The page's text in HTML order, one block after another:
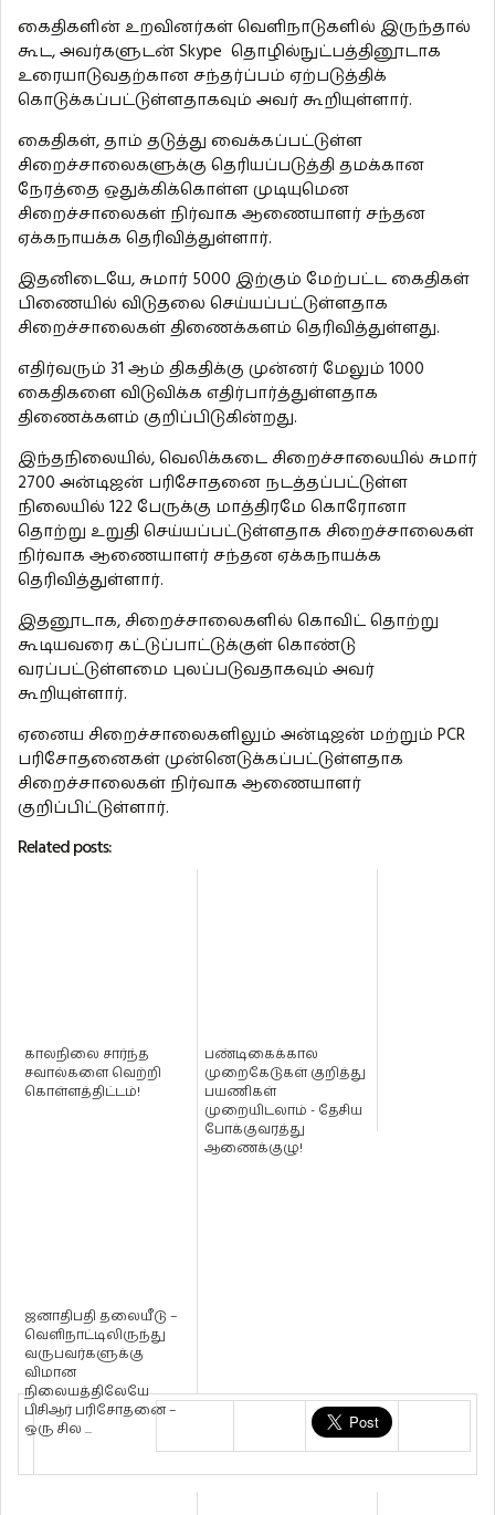
கைதிகளின் உறவினர்கள் வௌிநாடுகளில் இருந்தால்
கூட, அவர்களுடன் Skype தொழில்நுட்பத்தினூடாக
உரையாடுவதற்கான சந்தர்ப்பம் ஏற்படுத்திக்
கொடுக்கப்பட்டுள்ளதாகவும் அவர் கூறியுள்ளார்.
கைதிகள், தாம் தடுத்து வைக்கப்பட்டுள்ள
சிறைச்சாலைகளுக்கு தெரியப்படுத்தி தமக்கான
நேரத்தை ஒதுக்கிக்கொள்ள முடியுமென
சிறைச்சாலைகள் நிர்வாக ஆணையாளர் சந்தன
ஏக்கநாயக்க தெரிவித்துள்ளார்.
இதனிடையே, சுமார் 5000 இற்கும் மேற்பட்ட கைதிகள்
பிணையில் விடுதலை செய்யப்பட்டுள்ளதாக
சிறைச்சாலைகள் திணைக்களம் தெரிவித்துள்ளது.
எதிர்வரும் 31 ஆம் திகதிக்கு முன்னர் மேலும் 1000
கைதிகளை விடுவிக்க எதிர்பார்த்துள்ளதாக
திணைக்களம் குறிப்பிடுகின்றது.
இந்தநிலையில், வெலிக்கடை சிறைச்சாலையில் சுமார்
2700 அன்டிஜன் பரிசோதனை நடத்தப்பட்டுள்ள
நிலையில் 122 பேருக்கு மாத்திரமே கொரோனா
தொற்று உறுதி செய்யப்பட்டுள்ளதாக சிறைச்சாலைகள்
நிர்வாக ஆணையாளர் சந்தன ஏக்கநாயக்க
தெரிவித்துள்ளார்.
இதனூடாக, சிறைச்சாலைகளில் கொவிட் தொற்று
கூடியவரை கட்டுப்பாட்டுக்குள் கொண்டு
வரப்பட்டுள்ளமை புலப்படுவதாகவும் அவர்
கூறியுள்ளார்.
ஏனைய சிறைச்சாலைகளிலும் அன்டிஜன் மற்றும் PCR
பரிசோதனைகள் முன்னெடுக்கப்பட்டுள்ளதாக
சிறைச்சாலைகள் நிர்வாக ஆணையாளர்
குறிப்பிட்டுள்ளார்.
Related posts:
காலநிலை சார்ந்த
சவால்களை வெற்றி
கொள்ளத்திட்டம்!
பண்டிகைக்கால
முறைகேடுகள் குறித்து
பயணிகள்
முறையிடலாம் - தேசிய
போக்குவரத்து
ஆணைக்குழு!
ஜனாதிபதி தலையீடு –
வெளிநாட்டிலிருந்து
வருபவர்களுக்கு
விமான
நிலையத்திலேயே
பிசிஆர் பரிசோதனை –
ஒரு சில ...